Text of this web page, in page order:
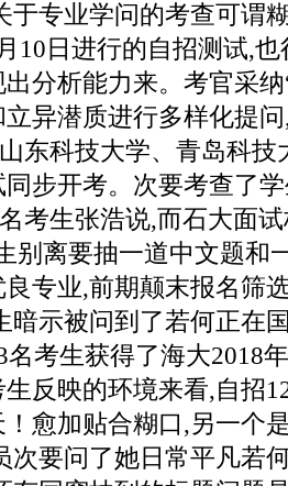
于专业学问的考查可谓
10日进行的自招测试,
分析能力来。考官采
异潜质进行多样化提
东科技大学、青岛科技
步开考。次要考查了
考生张浩说,而石大面
别离要抽一道中文题和
专业,前期颠末报名筛
暗示被问到了若何正在
名考生获得了海大2018
反映的环境来看,自招
愈加贴合糊口,另一个
次要问了她日常平凡若